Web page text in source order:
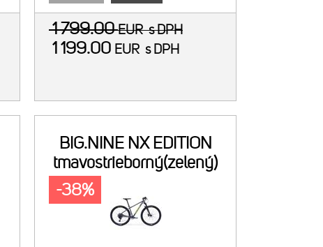
1 799.00EURs DPH
1 199.00 EUR s DPH
BIG.NINE NX EDITION
tmavostrieborný(zelený)
-38%